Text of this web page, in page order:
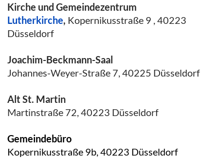
Kirche und Gemeindezentrum
Lutherkirche, Kopernikusstraße 9 , 40223
Düsseldorf
Joachim-Beckmann-Saal
Johannes-Weyer-Straße 7, 40225 Düsseldorf
Alt St. Martin
Martinstraße 72, 40223 Düsseldorf
Gemeindebüro
Kopernikusstraße 9b, 40223 Düsseldorf